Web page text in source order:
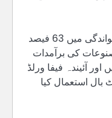
محمد اورنگزیب کے مطابق شرح خواندگی میں 63 فیصد
کی برآمدات
آئیندہ فیفا ورلڈ
استعمال کیا